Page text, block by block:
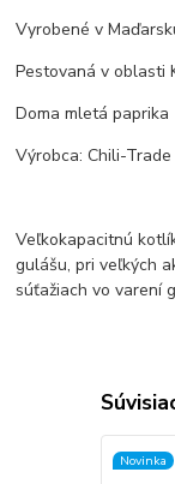
Vyrobené v
Pestovaná v oblasti
Doma mletá paprika
Výrobca: Chili-
Veľkokapacitnú
gulášu, pri veľkých
súťažiach vo varení
Novinka